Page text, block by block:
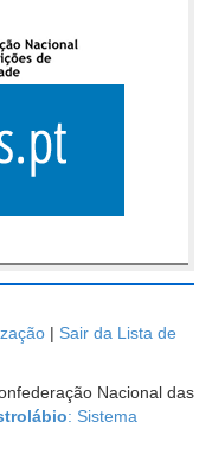
| Sair da Lista de
Nacional das
: Sistema